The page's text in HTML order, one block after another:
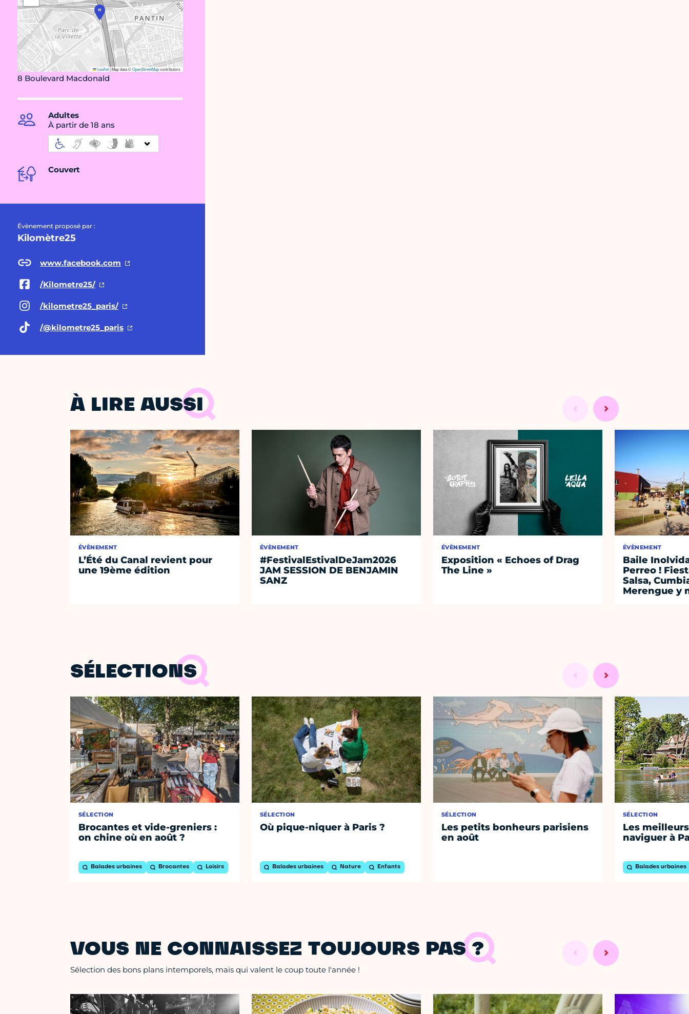
Leaflet|Map data ©OpenStreetMapcontributors
8 Boulevard Macdonald
Adultes
À partir de 18 ans
Couvert
Évènement proposé par :
Kilomètre25
www.facebook.com
/Kilometre25/
/kilometre25_paris/
/@kilometre25 _paris
À LIRE AUSSI
ÉVÈNEMENT
L’Été du Canal revient pour
une 19ème édition
ÉVÈNEMENT
#FestivalEstivalDeJam2026
JAM SESSION DE BENJAMIN
SANZ
ÉVÈNEMENT
Exposition « Echoes of Drag
The Line »
ÉVÈNEMENT
Baile
Perreo !
Salsa,
Merengue y
SÉLECTIONS
SÉLECTION
Brocantes et vide-greniers :
on chine où en août ?
Balades urbaines Brocantes Loisirs
SÉLECTION
Où pique-niquer à Paris ?
Balades urbaines Nature Enfants
SÉLECTION
Les petits bonheurs parisiens
en août
SÉLECTION
Les
naviguer à
Balades urbaines
VOUS NE CONNAISSEZ TOUJOURS PAS ?
Sélection des bons plans intemporels, mais qui valent le coup toute l'année !